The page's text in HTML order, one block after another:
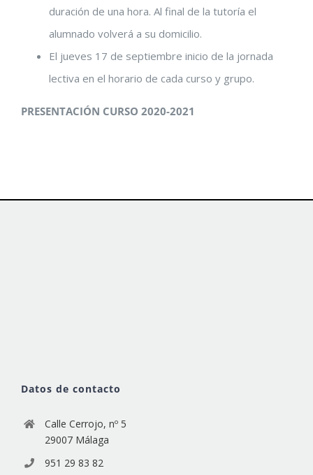
duración de una hora. Al final de la tutoría el
alumnado volverá a su domicilio.
El jueves 17 de septiembre inicio de la jornada
lectiva en el horario de cada curso y grupo.
PRESENTACIÓN CURSO 2020-2021
Datos de contacto
Calle Cerrojo, nº 5
29007 Málaga
951 29 83 82